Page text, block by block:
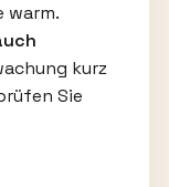
warm.
kurz
Sie